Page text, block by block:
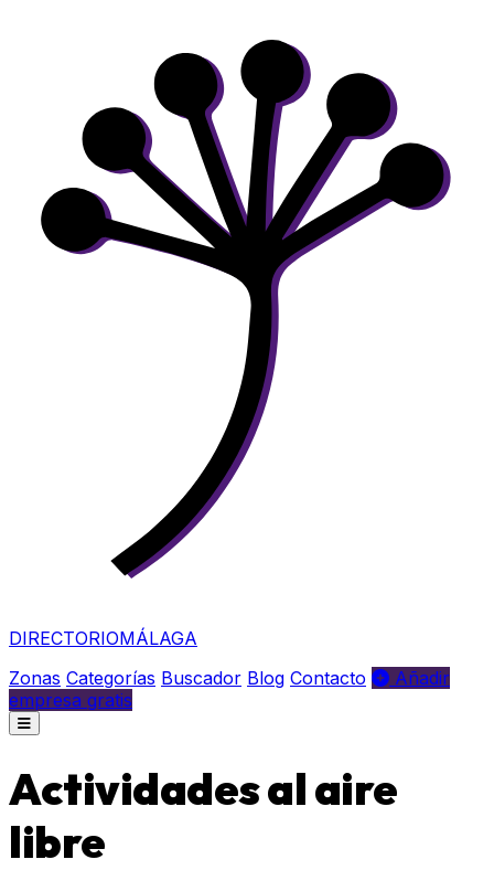
DIRECTORIOMÁLAGA
Zonas Categorías Buscador Blog Contacto
Añadir
empresa gratis
Actividades al aire
libre